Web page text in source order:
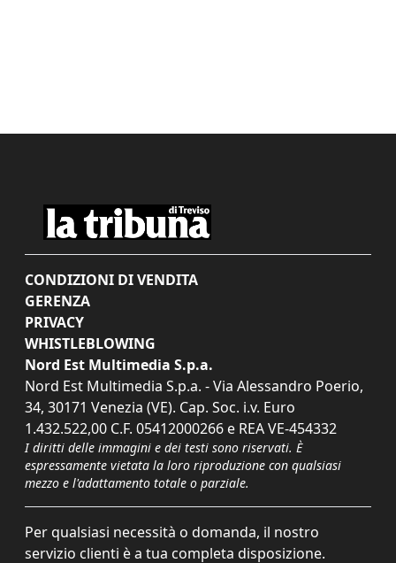
CONDIZIONI DI VENDITA
GERENZA
PRIVACY
WHISTLEBLOWING
Nord Est Multimedia S.p.a.
Nord Est Multimedia S.p.a. - Via Alessandro Poerio,
34, 30171 Venezia (VE). Cap. Soc. i.v. Euro
1.432.522,00 C.F. 05412000266 e REA VE-454332
I diritti delle immagini e dei testi sono riservati. È
espressamente vietata la loro riproduzione con qualsiasi
mezzo e l'adattamento totale o parziale.
Per qualsiasi necessità o domanda, il nostro
servizio clienti è a tua completa disposizione.